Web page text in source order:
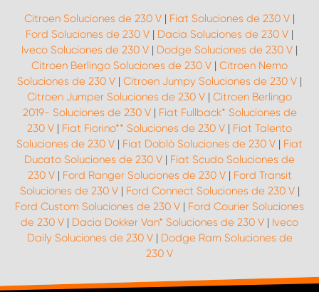
Citroen Soluciones de 230 V | Fiat Soluciones de 230 V |
Ford Soluciones de 230 V | Dacia Soluciones de 230 V |
Iveco Soluciones de 230 V | Dodge Soluciones de 230 V |
Citroen Berlingo Soluciones de 230 V | Citroen Nemo
Soluciones de 230 V | Citroen Jumpy Soluciones de 230 V |
Citroen Jumper Soluciones de 230 V | Citroen Berlingo
2019- Soluciones de 230 V| Fiat Fullback* Soluciones de
230 V | Fiat Fiorino** Soluciones de 230 V | Fiat Talento
Soluciones de 230 V | Fiat Doblò Soluciones de 230 V | Fiat
Ducato Soluciones de 230 V | Fiat Scudo Soluciones de
230 V| Ford Ranger Soluciones de 230 V| Ford Transit
Soluciones de 230 V| Ford Connect Soluciones de 230 V|
Ford Custom Soluciones de 230 V | Ford Courier Soluciones
de 230 V | Dacia Dokker Van* Soluciones de 230 V | Iveco
Daily Soluciones de 230 V| Dodge Ram Soluciones de
230 V